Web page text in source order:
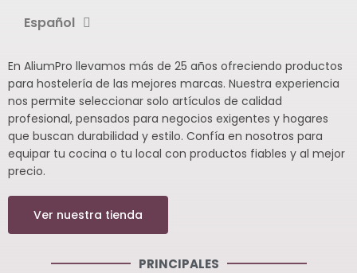
Español
En AliumPro llevamos más de 25 años ofreciendo productos
para hostelería de las mejores marcas. Nuestra experiencia
nos permite seleccionar solo artículos de calidad
profesional, pensados para negocios exigentes y hogares
que buscan durabilidad y estilo. Confía en nosotros para
equipar tu cocina o tu local con productos fiables y al mejor
precio.
Ver nuestra tienda
PRINCIPALES